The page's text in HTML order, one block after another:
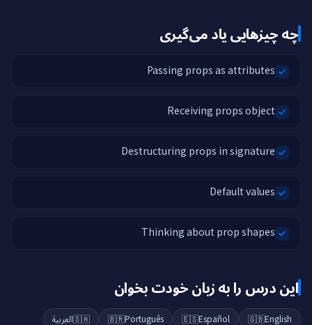
چه چیزهایی یاد می‌گیری
Passing props as attributes
Receiving props object
Destructuring props in signature
Default values
Thinking about prop shapes
این درس را به زبان خودت بخوان
🇬🇧English
🇪🇸Español
🇧🇷Português
🇸🇦العربية